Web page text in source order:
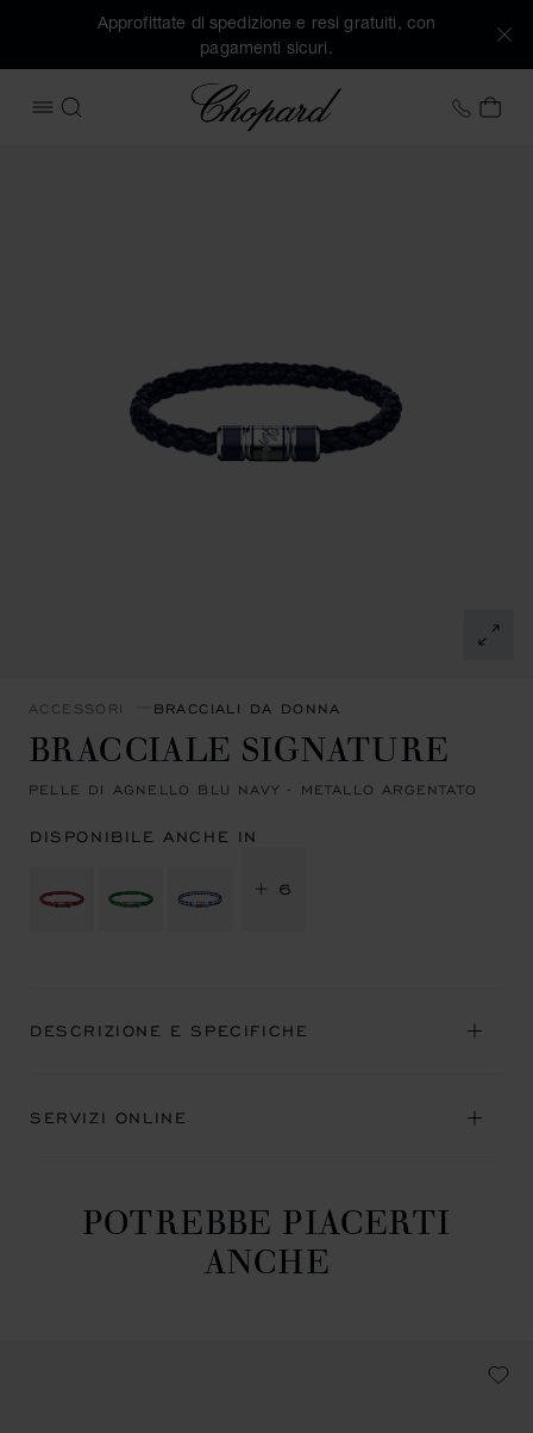
Approfittate di spedizione e resi gratuiti, con
pagamenti sicuri.
APRIRE IL MENU
CERCA
Chopard +39
IL
ACCESSORI BRACCIALI DA DONNA
BRACCIALE SIGNATURE
PELLE DI AGNELLO BLU NAVY - METALLO ARGENTATO
DISPONIBILE ANCHE IN
+ 6
DESCRIZIONE E SPECIFICHE
SERVIZI ONLINE
POTREBBE PIACERTI
ANCHE